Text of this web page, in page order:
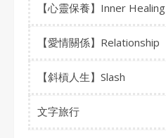
【心靈保養】Inner Healing
【愛情關係】Relationship
【斜槓人生】Slash
文字旅行